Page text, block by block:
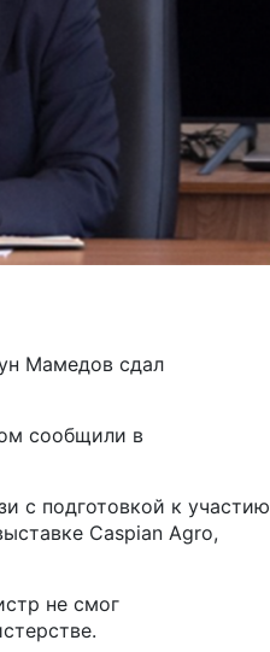
Мамедов сдал
сообщили в
с подготовкой к участию
Caspian Agro,
не смог